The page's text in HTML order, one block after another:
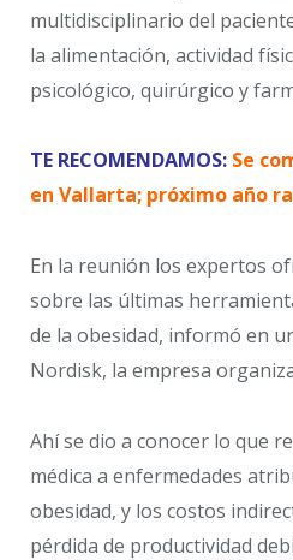
multidisciplinario del
la alimentación, actividad
psicológico, quirúrgico y
TE RECOMENDAMOS: Se
en Vallarta; próximo año
En la reunión los expertos
sobre las últimas
de la obesidad, informó en
Nordisk, la empresa
Ahí se dio a conocer lo que
médica a enfermedades
obesidad, y los costos
pérdida de productividad